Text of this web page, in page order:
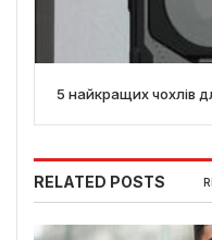
5 найкращих чохлів
RELATED POSTS